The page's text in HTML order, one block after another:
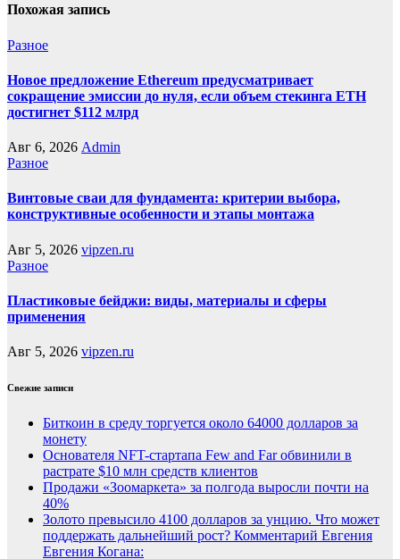
Похожая запись
Разное
Новое предложение Ethereum предусматривает
сокращение эмиссии до нуля, если объем стекинга ETH
достигнет $112 млрд
Авг 6, 2026 Admin
Разное
Винтовые сваи для фундамента: критерии выбора,
конструктивные особенности и этапы монтажа
Авг 5, 2026 vipzen.ru
Разное
Пластиковые бейджи: виды, материалы и сферы
применения
Авг 5, 2026 vipzen.ru
Свежие записи
Биткоин в среду торгуется около 64000 долларов за
монету
Основателя NFT-стартапа Few and Far обвинили в
растрате $10 млн средств клиентов
Продажи «Зоомаркета» за полгода выросли почти на
40%
Золото превысило 4100 долларов за унцию. Что может
поддержать дальнейший рост? Комментарий Евгения
Евгения Когана: